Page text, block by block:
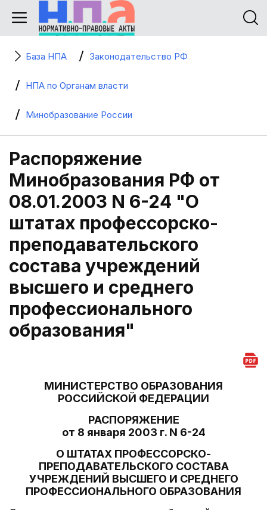
База НПА Законодательство РФ
НПА по Органам власти
Минобразование России
Распоряжение
Минобразования РФ от
08.01.2003 N 6-24 "О
штатах профессорско-
преподавательского
состава учреждений
высшего и среднего
профессионального
образования"
МИНИСТЕРСТВО ОБРАЗОВАНИЯ
РОССИЙСКОЙ ФЕДЕРАЦИИ
РАСПОРЯЖЕНИЕ
от 8 января 2003 г. N 6-24
О ШТАТАХ ПРОФЕССОРСКО-
ПРЕПОДАВАТЕЛЬСКОГО СОСТАВА
УЧРЕЖДЕНИЙ ВЫСШЕГО И СРЕДНЕГО
ПРОФЕССИОНАЛЬНОГО ОБРАЗОВАНИЯ